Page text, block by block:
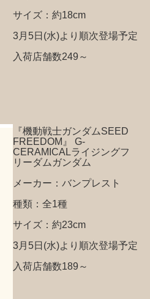
サイズ：約18cm
3月5日(水)より順次登場予定
入荷店舗数249～
『機動戦士ガンダムSEED
FREEDOM』 G-
CERAMICALライジングフ
リーダムガンダム
メーカー：バンプレスト
種類：全1種
サイズ：約23cm
3月5日(水)より順次登場予定
入荷店舗数189～